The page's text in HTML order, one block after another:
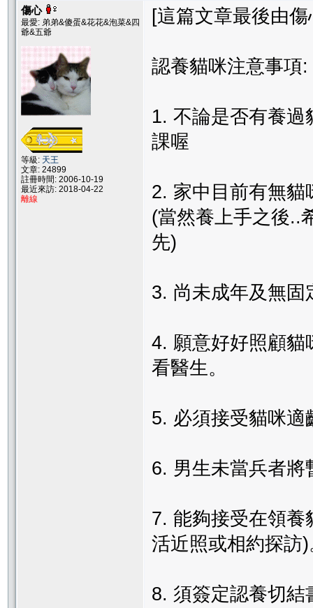
傷心
最愛: 弟弟&傻蛋&花花&泡菜&四
爺&五爺
等級: 天王
文章: 24899
註冊時間: 2006-10-19
最近來訪: 2018-04-22
離線
[這篇文章最後由
認養貓咪注意事項:
1. 不論是否有養
課喔
2. 家中目前有無貓
(當然養上手之後..
先)
3. 尚未成年及無固
4. 願意好好照顧貓
看醫生。
5. 必須接受貓咪適
6. 男生未當兵者將
7. 能夠接受在領養
活近照或相約探訪)
8. 須簽定認養切結